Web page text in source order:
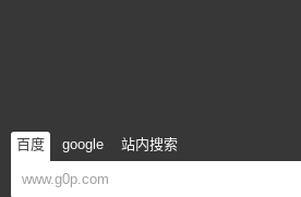
百度 google 站内搜索